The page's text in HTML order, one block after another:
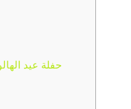
حفلة عيد